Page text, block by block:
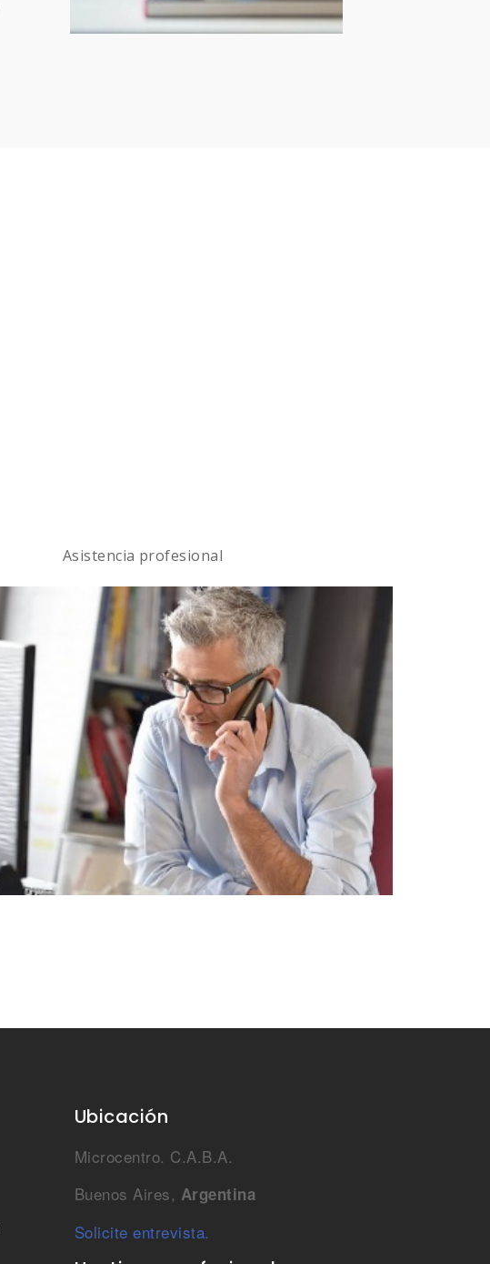
Asistencia profesional
Ubicación
Microcentro. C.A.B.A.
Buenos Aires, Argentina
Solicite entrevista.